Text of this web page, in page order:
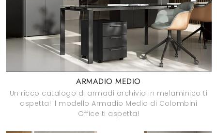
ARMADIO MEDIO
Un ricco catalogo di armadi archivio in melaminico ti
aspetta! Il modello Armadio Medio di Colombini
Office ti aspetta!